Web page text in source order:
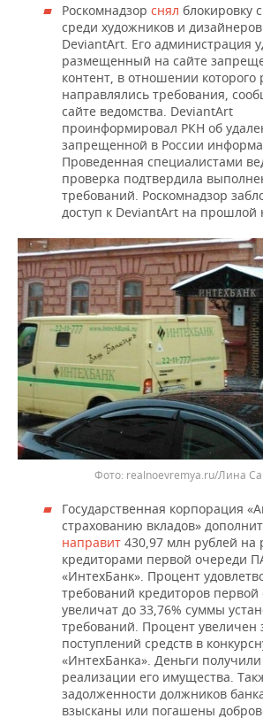
Роскомнадзор снял блокировку
среди художников и
DeviantArt. Его администрация
размещенный на сайте
контент, в отношении которого
направлялись требования,
сайте ведомства. DeviantArt
проинформировал РКН об
запрещенной в России
Проведенная специалистами
проверка подтвердила
требований. Роскомнадзор
доступ к DeviantArt на прошлой
realnoevremya.ru/Лина
Государственная корпорация
страхованию вкладов»
направит 430,97 млн рублей на
кредиторами первой очереди
«ИнтехБанк». Процент
требований кредиторов первой
увеличат до 33,76% суммы
требований. Процент увеличен
поступлений средств в
«ИнтехБанка». Деньги получили
реализации его имущества.
задолженности должников
взысканы или погашены